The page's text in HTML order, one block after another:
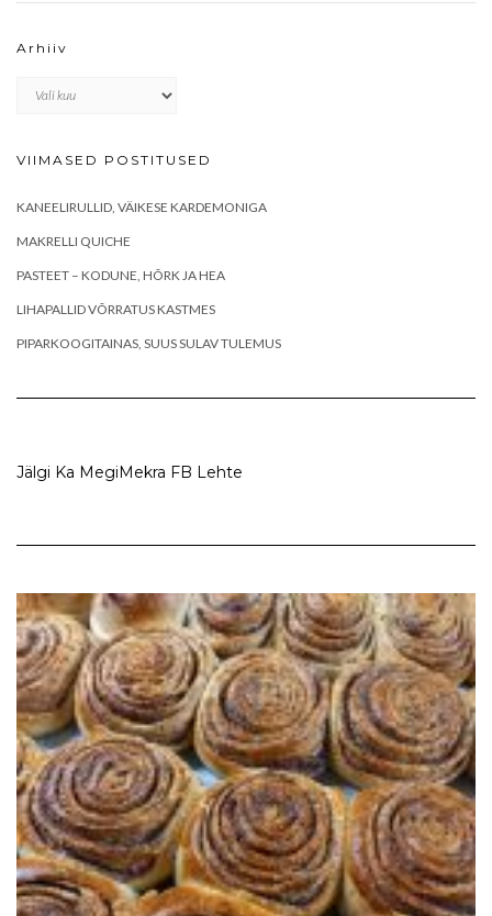
Arhiiv
Arhiiv
VIIMASED POSTITUSED
KANEELIRULLID, VÄIKESE KARDEMONIGA
MAKRELLI QUICHE
PASTEET – KODUNE, HÕRK JA HEA
LIHAPALLID VÕRRATUS KASTMES
PIPARKOOGITAINAS, SUUS SULAV TULEMUS
Jälgi Ka MegiMekra FB Lehte